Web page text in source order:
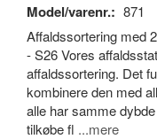
Model/varenr.: 871
Affaldssortering med
- S26 Vores
affaldssortering. Det
kombinere den med
alle har samme
tilkøbe fl ...mere